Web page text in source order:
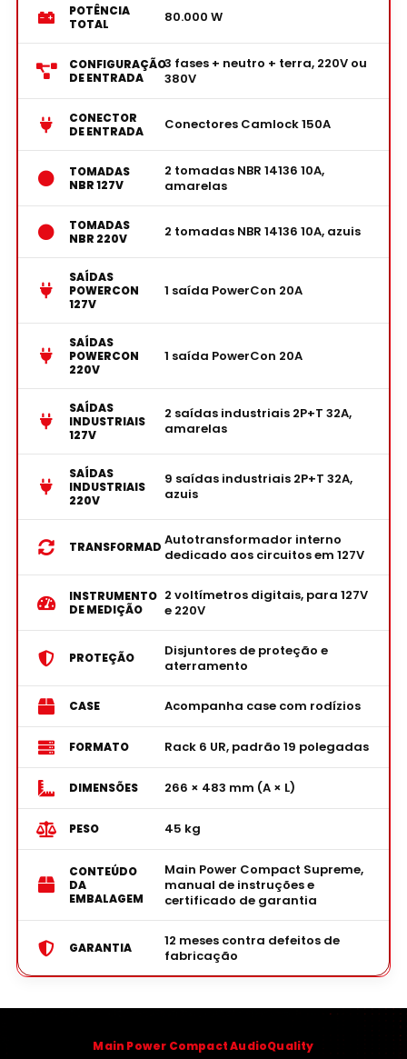
POTÊNCIA
TOTAL
80.000 W
CONFIGURAÇÃO
DE ENTRADA
3 fases + neutro + terra, 220V ou
380V
CONECTOR
DE ENTRADA
Conectores Camlock 150A
TOMADAS
NBR 127V
2 tomadas NBR 14136 10A,
amarelas
TOMADAS
NBR 220V
2 tomadas NBR 14136 10A, azuis
SAÍDAS
POWERCON
127V
1 saída PowerCon 20A
SAÍDAS
POWERCON
220V
1 saída PowerCon 20A
SAÍDAS
INDUSTRIAIS
127V
2 saídas industriais 2P+T 32A,
amarelas
SAÍDAS
INDUSTRIAIS
220V
9 saídas industriais 2P+T 32A,
azuis
TRANSFORMAD Autotransformador interno
dedicado aos circuitos em 127V
INSTRUMENTO
DE MEDIÇÃO
2 voltímetros digitais, para 127V
e 220V
PROTEÇÃO
Disjuntores de proteção e
aterramento
CASE Acompanha case com rodízios
FORMATO Rack 6 UR, padrão 19 polegadas
DIMENSÕES 266 × 483 mm (A × L)
PESO 45 kg
CONTEÚDO
DA
EMBALAGEM
Main Power Compact Supreme,
manual de instruções e
certificado de garantia
GARANTIA
12 meses contra defeitos de
fabricação
Main Power Compact AudioQuality